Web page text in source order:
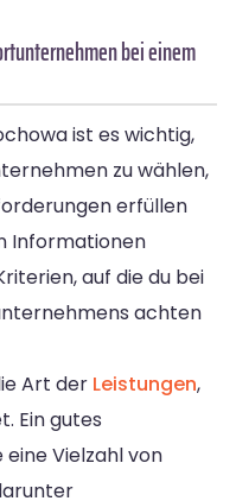
bei einem
ist es wichtig,
zu wählen,
erfüllen
Informationen
auf die du bei
achten
Art der Leistungen,
Ein gutes
Vielzahl von